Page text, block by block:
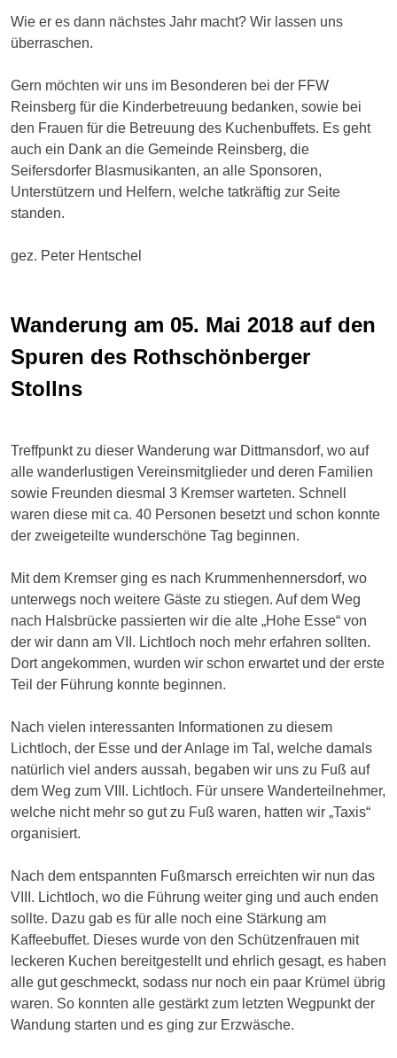
Wie er es dann nächstes Jahr macht? Wir lassen uns
überraschen.
Gern möchten wir uns im Besonderen bei der FFW
Reinsberg für die Kinderbetreuung bedanken, sowie bei
den Frauen für die Betreuung des Kuchenbuffets. Es geht
auch ein Dank an die Gemeinde Reinsberg, die
Seifersdorfer Blasmusikanten, an alle Sponsoren,
Unterstützern und Helfern, welche tatkräftig zur Seite
standen.
gez. Peter Hentschel
Wanderung am 05. Mai 2018 auf den
Spuren des Rothschönberger
Stollns
Treffpunkt zu dieser Wanderung war Dittmansdorf, wo auf
alle wanderlustigen Vereinsmitglieder und deren Familien
sowie Freunden diesmal 3 Kremser warteten. Schnell
waren diese mit ca. 40 Personen besetzt und schon konnte
der zweigeteilte wunderschöne Tag beginnen.
Mit dem Kremser ging es nach Krummenhennersdorf, wo
unterwegs noch weitere Gäste zu stiegen. Auf dem Weg
nach Halsbrücke passierten wir die alte „Hohe Esse“ von
der wir dann am VII. Lichtloch noch mehr erfahren sollten.
Dort angekommen, wurden wir schon erwartet und der erste
Teil der Führung konnte beginnen.
Nach vielen interessanten Informationen zu diesem
Lichtloch, der Esse und der Anlage im Tal, welche damals
natürlich viel anders aussah, begaben wir uns zu Fuß auf
dem Weg zum VIII. Lichtloch. Für unsere Wanderteilnehmer,
welche nicht mehr so gut zu Fuß waren, hatten wir „Taxis“
organisiert.
Nach dem entspannten Fußmarsch erreichten wir nun das
VIII. Lichtloch, wo die Führung weiter ging und auch enden
sollte. Dazu gab es für alle noch eine Stärkung am
Kaffeebuffet. Dieses wurde von den Schützenfrauen mit
leckeren Kuchen bereitgestellt und ehrlich gesagt, es haben
alle gut geschmeckt, sodass nur noch ein paar Krümel übrig
waren. So konnten alle gestärkt zum letzten Wegpunkt der
Wandung starten und es ging zur Erzwäsche.